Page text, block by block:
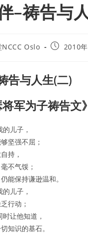
–祷告与
Oslo
Post2010
告与人生(二)
将军为子祷告文》
儿子，
坚强不屈；
持，
不气馁；
能保持谦逊温和。
儿子，
行动；
让他知道，
知识的基石。